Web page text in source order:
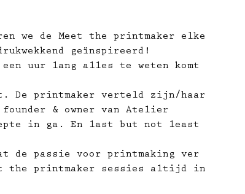
we de Meet the printmaker elke
geïnspireerd!
uur lang alles te weten komt
De printmaker verteld zijn/haar
& owner van Atelier
in ga. En last but not least
de passie voor printmaking ver
the printmaker sessies altijd in